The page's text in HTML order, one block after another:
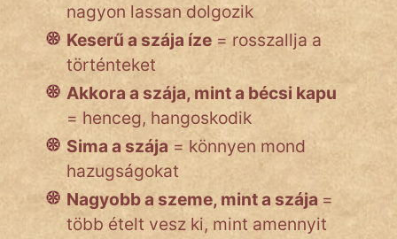
nagyon lassan dolgozik
Keserű a szája íze = rosszallja a
történteket
Akkora a szája, mint a bécsi kapu
= henceg, hangoskodik
Sima a szája = könnyen mond
hazugságokat
Nagyobb a szeme, mint a szája =
több ételt vesz ki, mint amennyit